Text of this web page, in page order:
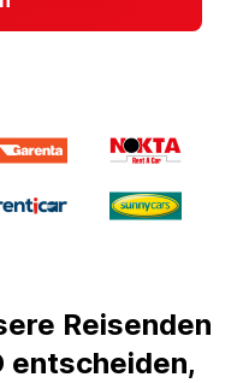
Reisenden
entscheiden,